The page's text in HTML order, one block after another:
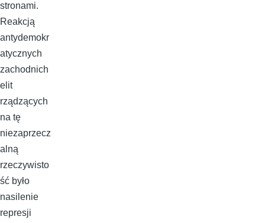
stronami.
Reakcją
antydemokr
atycznych
zachodnich
elit
rządzących
na tę
niezaprzecz
alną
rzeczywisto
ść było
nasilenie
represji